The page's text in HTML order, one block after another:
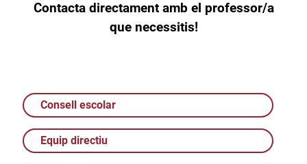
Contacta directament amb el professor/a
que necessitis!
Consell escolar
Equip directiu